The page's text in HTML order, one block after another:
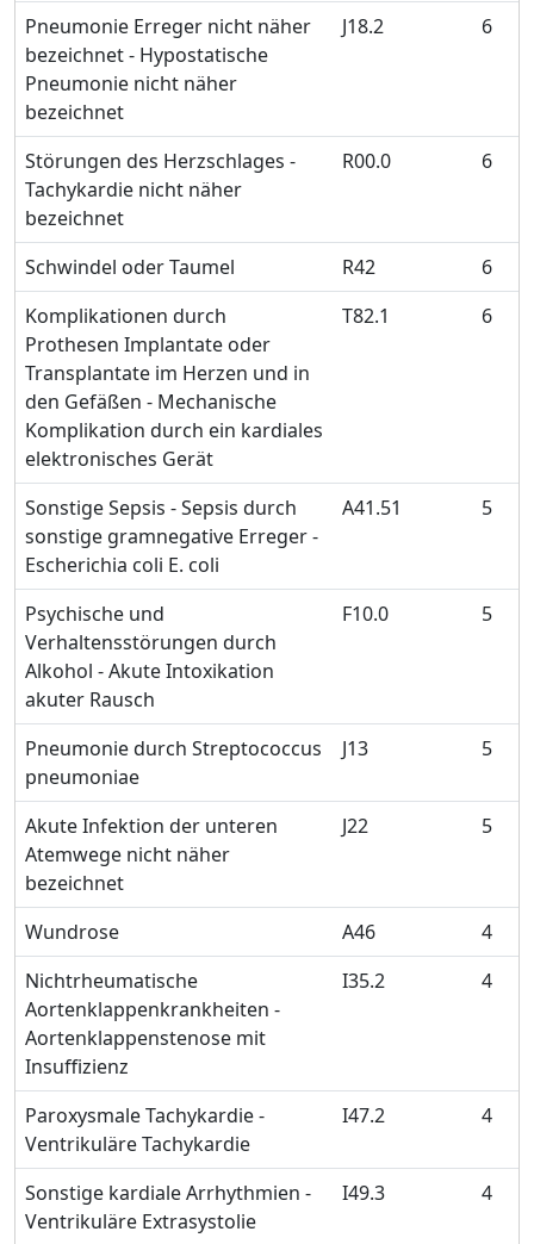
Pneumonie Erreger nicht näher
bezeichnet - Hypostatische
Pneumonie nicht näher
bezeichnet
J18.2 6
Störungen des Herzschlages -
Tachykardie nicht näher
bezeichnet
R00.0 6
Schwindel oder Taumel R42
6
Komplikationen durch
Prothesen Implantate oder
Transplantate im Herzen und in
den Gefäßen - Mechanische
Komplikation durch ein kardiales
elektronisches Gerät
T82.1 6
Sonstige Sepsis - Sepsis durch
sonstige gramnegative Erreger -
Escherichia coli E. coli
A41.51 5
Psychische und
Verhaltensstörungen durch
Alkohol - Akute Intoxikation
akuter Rausch
F10.0 5
Pneumonie durch Streptococcus
pneumoniae
J13 5
Akute Infektion der unteren
Atemwege nicht näher
bezeichnet
J22 5
Wundrose A46
4
Nichtrheumatische
Aortenklappenkrankheiten -
Aortenklappenstenose mit
Insuffizienz
I35.2 4
Paroxysmale Tachykardie -
Ventrikuläre Tachykardie
I47.2 4
Sonstige kardiale Arrhythmien -
Ventrikuläre Extrasystolie
I49.3 4